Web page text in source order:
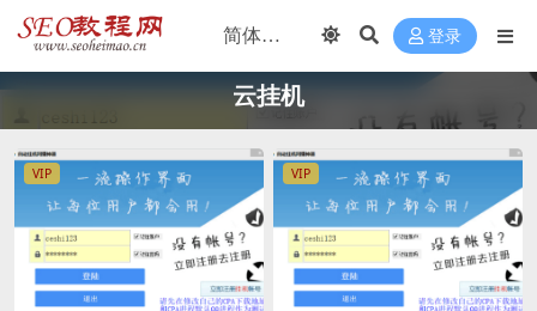
登录
云挂机
VIP VIP